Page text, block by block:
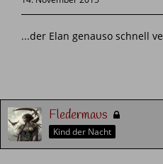
...der Elan genauso schnell
Fledermaus
Kind der Nacht